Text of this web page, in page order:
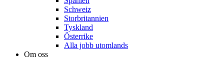
Schweiz
Storbritannien
Tyskland
Österrike
Alla jobb utomlands
Om oss